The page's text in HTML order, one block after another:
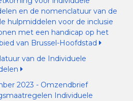
en de nomenclatuur van de
hulpmiddelen voor de inclusie
met een handicap op het
van Brussel-Hoofdstad
van de Individuele
2023 - Omzendbrief
Individuele